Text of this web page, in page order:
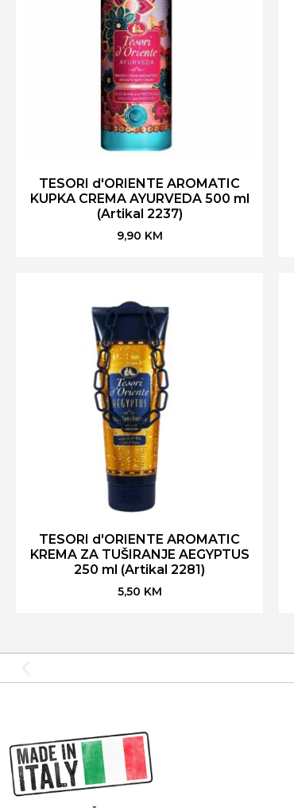
TESORI d'ORIENTE AROMATIC
KUPKA CREMA AYURVEDA 500 ml
(Artikal 2237)
9,90 KM
TESORI d'ORIENTE AROMATIC
KREMA ZA TUŠIRANJE AEGYPTUS
250 ml (Artikal 2281)
5,50 KM